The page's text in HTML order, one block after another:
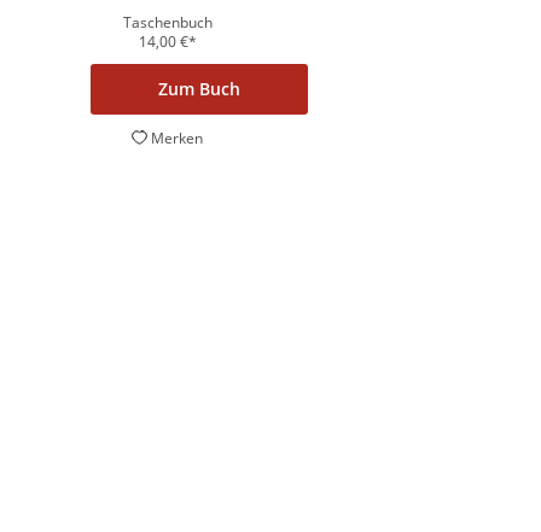
Taschenbuch
14,00€*
Zum Buch
Merken